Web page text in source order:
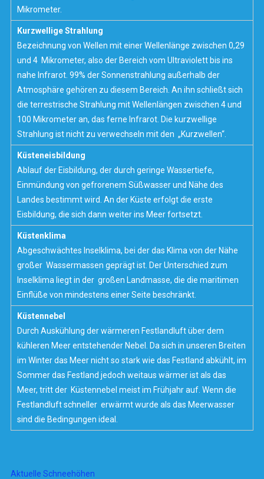
Mikrometer.
Kurzwellige Strahlung
Bezeichnung von Wellen mit einer Wellenlänge zwischen 0,29
und 4 Mikrometer, also der Bereich vom Ultraviolett bis ins
nahe Infrarot. 99% der Sonnenstrahlung außerhalb der
Atmosphäre gehören zu diesem Bereich. An ihn schließt sich
die terrestrische Strahlung mit Wellenlängen zwischen 4 und
100 Mikrometer an, das ferne Infrarot. Die kurzwellige
Strahlung ist nicht zu verwechseln mit den „Kurzwellen“.
Küsteneisbildung
Ablauf der Eisbildung, der durch geringe Wassertiefe,
Einmündung von gefrorenem Süßwasser und Nähe des
Landes bestimmt wird. An der Küste erfolgt die erste
Eisbildung, die sich dann weiter ins Meer fortsetzt.
Küstenklima
Abgeschwächtes Inselklima, bei der das Klima von der Nähe
großer Wassermassen geprägt ist. Der Unterschied zum
Inselklima liegt in der großen Landmasse, die die maritimen
Einflüße von mindestens einer Seite beschränkt.
Küstennebel
Durch Auskühlung der wärmeren Festlandluft über dem
kühleren Meer entstehender Nebel
. Da sich in unseren Breiten
im Winter das Meer nicht so stark wie das Festland abkühlt, im
Sommer das Festland jedoch weitaus wärmer ist als das
Meer, tritt der Küstennebel meist im Frühjahr auf. Wenn die
Festlandluft schneller erwärmt wurde als das Meerwasser
sind die Bedingungen ideal.
Aktuelle Schneehöhen